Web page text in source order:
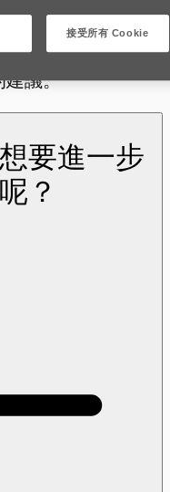
擇、安全及自主為
非專家，不應提供
建議。
要進一步
？
接受所有 Cookie